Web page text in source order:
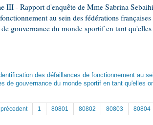
III - Rapport d'enquête de Mme Sabrina
au sein des fédérations
de gouvernance du monde sportif en tant
des défaillances de fonctionnement au
de gouvernance du monde sportif en tant qu'elles
1 80801 80802 80803 80804